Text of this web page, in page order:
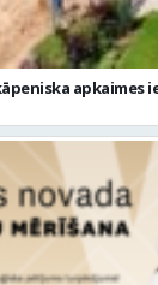
apkaimes